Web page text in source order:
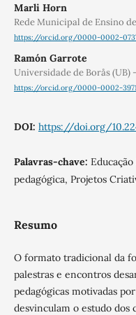
Marli Horn
Rede Municipal de Ensino
https://orcid.org/0000-0002-
Ramón Garrote
Universidade de Borås (UB)
https://orcid.org/0000-0002-
DOI: https://doi.org/
Palavras-chave:
pedagógica, Projetos
Resumo
O formato tradicional da
palestras e encontros
pedagógicas motivadas
desvinculam o estudo dos